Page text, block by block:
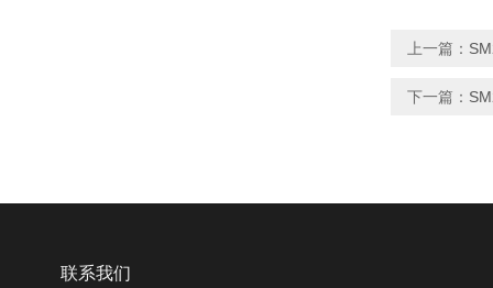
上一篇：
下一篇：
联系我们